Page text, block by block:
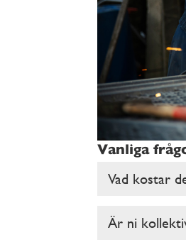
Vanliga
Vad kostar
Är ni